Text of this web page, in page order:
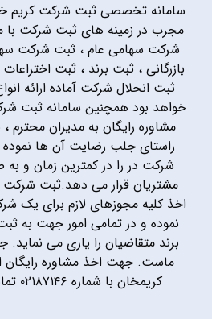
سامانه تخصصی ثبت شرکت کریم
مجرب در زمینه های ثبت شرکت
شرکت سهامی عام ، ثبت شرکت
بازرگانی ، ثبت برند ، ثبت
ثبت انحلال شرکت آماده ارائه
خواهد بود همچنین سامانه ثبت
مشاوره رایگان به مدیران محترم
راستای جلب رضایت آن ها
شرکت در را در کمترین زمان و به
مشتریان قرار می دهد.ثبت
اخذ کلیه مجوزهای لازم برای یک
نموده و در تمامی امور جهت به
برند متقاضیان را یاری می
ماست. جهت اخذ مشاوره
کریمخان با شماره ۰۲۱۸۷۱۴۶ تماس حاصل فرمایید.